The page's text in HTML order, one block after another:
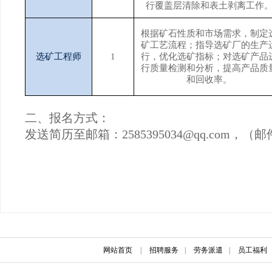
行覆盖层清除和表土剥离工作
选矿工程师 1
根据矿石性质和市场需求，制定
矿工艺流程；指导选矿厂的生产
行，优化选矿指标；对选矿产品
行质量检测和分析，提高产品质
和回收率。
二、 报名方式：
发送简历至邮箱：2585395034@qq.com，（
网站首页 招聘服务 劳务派遣 员工福利